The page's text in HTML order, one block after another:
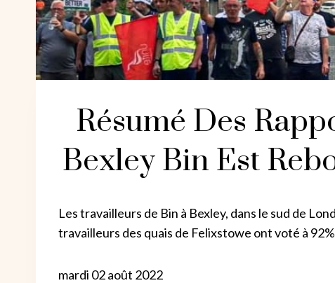
Résumé Des
Bexley Bin Est
Les travailleurs de Bin à Bexley, dans le sud de
travailleurs des quais de Felixstowe ont voté à
mardi 02 août 2022